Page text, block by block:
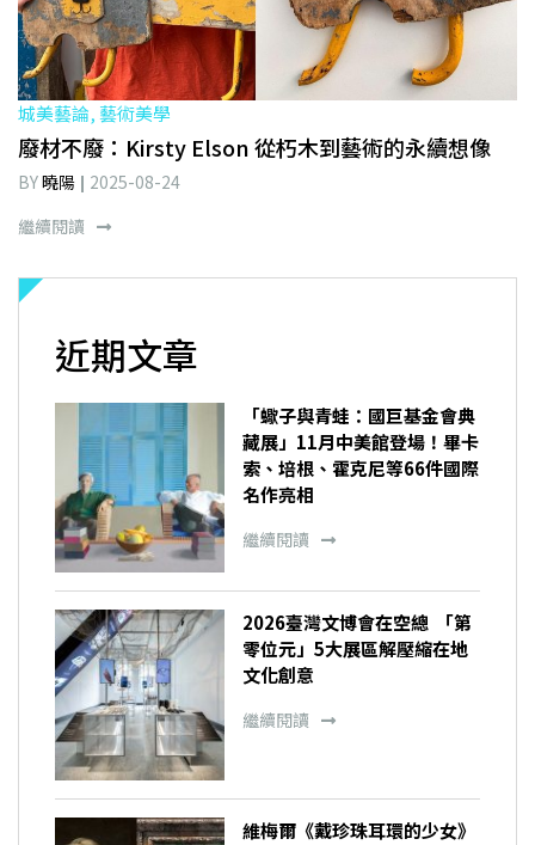
城美藝論, 藝術美學
廢材不廢：Kirsty Elson 從朽木到藝術的永續想像
BY曉陽
2025-08-24
繼續閱讀
近期文章
「蠍子與青蛙：國巨基金會典
藏展」11月中美館登場！畢卡
索、培根、霍克尼等66件國際
名作亮相
繼續閱讀
2026臺灣文博會在空總 「第
零位元」5大展區解壓縮在地
文化創意
繼續閱讀
維梅爾《戴珍珠耳環的少女》